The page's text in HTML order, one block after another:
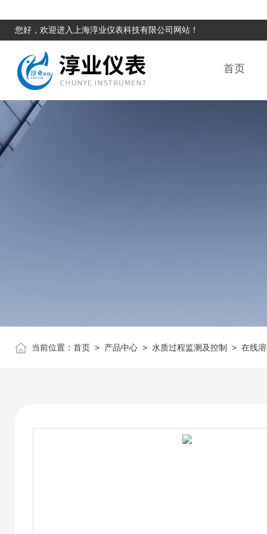
您好，欢迎进入上海淳业仪表科技有限公司网站！
首页
当前位置： 首页 > 产品中心 > 水质过程监测及控制 > 在线